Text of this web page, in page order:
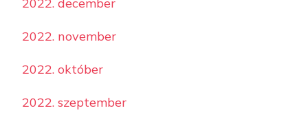
2022. november
2022. október
2022. szeptember